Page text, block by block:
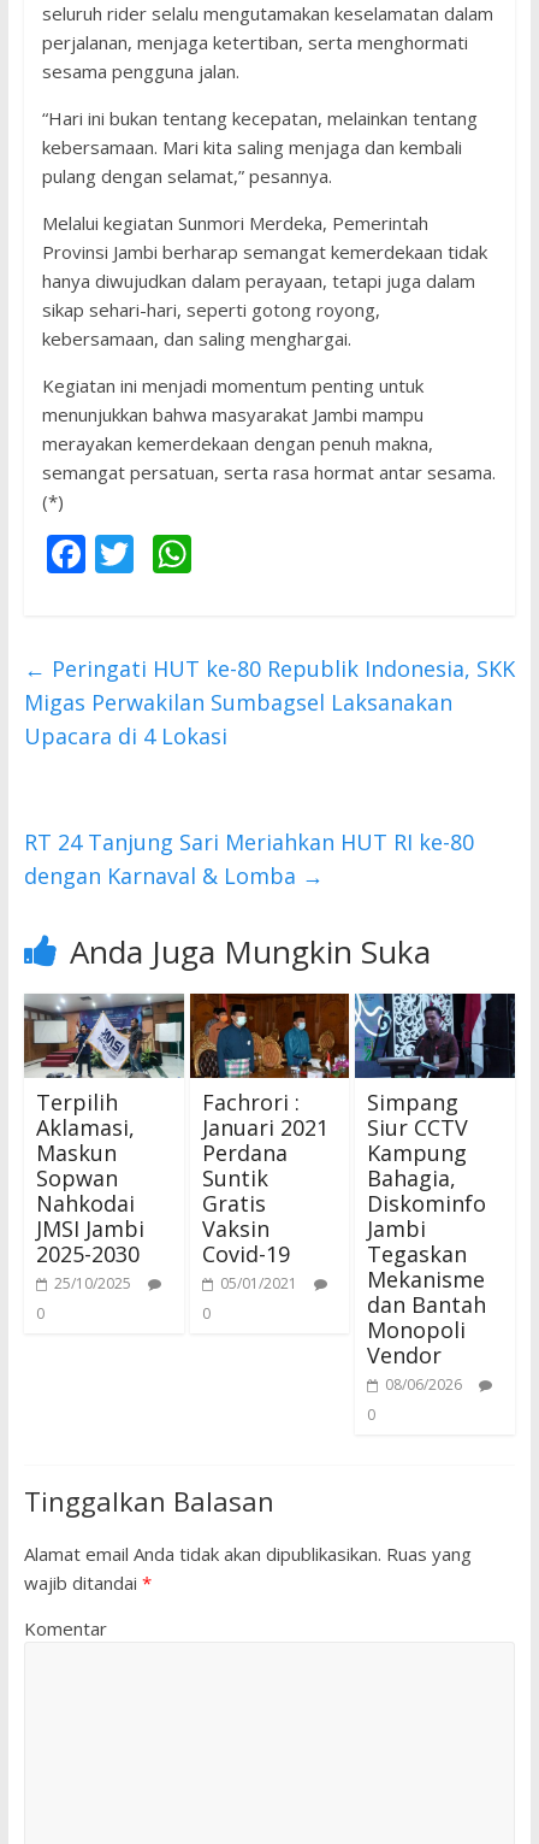
seluruh rider selalu mengutamakan keselamatan dalam
perjalanan, menjaga ketertiban, serta menghormati
sesama pengguna jalan.
“Hari ini bukan tentang kecepatan, melainkan tentang
kebersamaan. Mari kita saling menjaga dan kembali
pulang dengan selamat,” pesannya.
Melalui kegiatan Sunmori Merdeka, Pemerintah
Provinsi Jambi berharap semangat kemerdekaan tidak
hanya diwujudkan dalam perayaan, tetapi juga dalam
sikap sehari-hari, seperti gotong royong,
kebersamaan, dan saling menghargai.
Kegiatan ini menjadi momentum penting untuk
menunjukkan bahwa masyarakat Jambi mampu
merayakan kemerdekaan dengan penuh makna,
semangat persatuan, serta rasa hormat antar sesama.
(*)
F
b
o
o
T
er
W
s
A
p
← Peringati HUT ke-80 Republik Indonesia, SKK
Migas Perwakilan Sumbagsel Laksanakan
Upacara di 4 Lokasi
RT 24 Tanjung Sari Meriahkan HUT RI ke-80
dengan Karnaval & Lomba →
Anda Juga Mungkin Suka
Terpilih
Aklamasi,
Maskun
Sopwan
Nahkodai
JMSI Jambi
2025-2030
25/10/2025
0
Fachrori :
Januari 2021
Perdana
Suntik
Gratis
Vaksin
Covid-19
05/01/2021
0
Simpang
Siur CCTV
Kampung
Bahagia,
Diskominfo
Jambi
Tegaskan
Mekanisme
dan Bantah
Monopoli
Vendor
08/06/2026
0
Tinggalkan Balasan
Alamat email Anda tidak akan dipublikasikan. Ruas yang
wajib ditandai *
Komentar